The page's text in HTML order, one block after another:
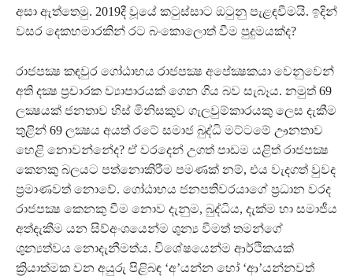
අසා ඇත්තෙමු. 2019දී වූයේ කටුස්සාට ඔටුනු පැළඳවීමයි. ඉදින්
වසර දෙකහමාරකින් රට බංකොලොත් වීම පුදුමයක්ද?
රාජපක්‍ෂ කඳවුර ගෝඨාභය රාජපක්‍ෂ අපේක්‍ෂකයා වෙනුවෙන්
අති දක්‍ෂ ප්‍රචාරක ව්‍යාපාරයක් ගෙන ගිය බව සැබෑය. නමුත් 69
ලක්‍ෂයක් ජනතාව හිස් මිනිසකුව ගැලවුම්කාරයකු ලෙස දැකීම
තුළින් 69 ලක්‍ෂය අයත් රටේ සමාජ බුද්ධි මට්ටමේ ඌනතාව
හෙළි නොවන්නේද? ඒ වරදෙන් උගත් පාඩම යළිත් රාජපක්‍ෂ
කෙනකු බලයට පත්නොකිරීම පමණක් නම්, එය වැදගත් වුවද
ප්‍රමාණවත් නොවේ. ගෝඨාභය ජනපතිවරයාගේ ප්‍රධාන වරද
රාජපක්‍ෂ කෙනකු වීම නොව දැනුම, බුද්ධිය, දැක්ම හා සමාජීය
අත්දැකීම යන සිව්අංශයෙන්ම ශුන්‍ය වීමත් තමන්ගේ
ශුන්‍යත්වය නොදැනීමත්ය. විශේෂයෙන්ම ආර්ථිකයක්
ක්‍රියාත්මක වන අයුරු පිළිබඳ ‘අ’යන්න හෝ ‘ආ’යන්නවත්